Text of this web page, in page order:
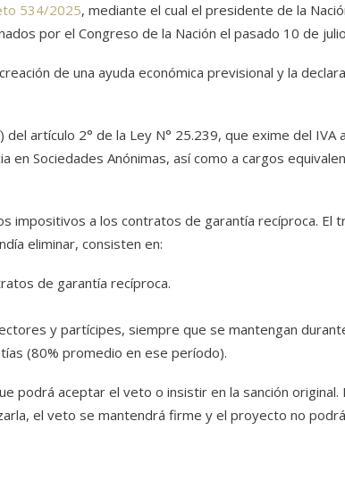
534/2025, mediante el cual el presidente de la
por el Congreso de la Nación el pasado 10 de
de una ayuda económica previsional y la
artículo 2° de la Ley N° 25.239, que exime del IVA
Sociedades Anónimas, así como a cargos
impositivos a los contratos de garantía recíproca. El
eliminar, consisten en:
de garantía recíproca.
y partícipes, siempre que se mantengan
(80% promedio en ese período).
aceptar el veto o insistir en la sanción original.
el veto se mantendrá firme y el proyecto no